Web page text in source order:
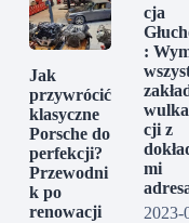
Jak
przywrócić
klasyczne
Porsche do
perfekcji?
Przewodni
k po
renowacji
cja
:
cji z
mi
2023-